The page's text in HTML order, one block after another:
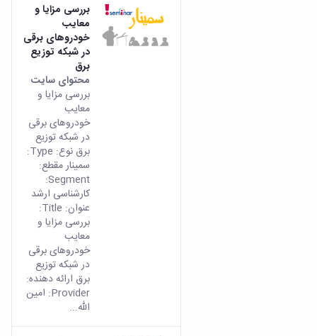
بررسی مزایا و
معایب
خودروهای برقی
در شبکه توزیع
برق
محتوای سایت
بررسی مزایا و
معایب
خودروهای برقی
در شبکه توزیع
برق نوع: Type:
سمینار مقطع:
Segment:
کارشناسی ارشد
عنوان: Title:
بررسی مزایا و
معایب
خودروهای برقی
در شبکه توزیع
برق ارائه دهنده:
Provider: امین
الله...